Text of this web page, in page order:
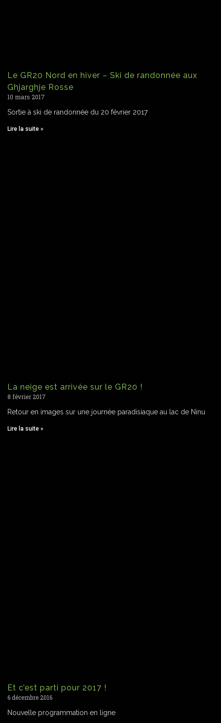
Le GR20 Nord en hiver – Ski de randonnée aux
Ghjarghje Rosse
10 mars 2017
Sortie à ski de randonnée du 20 février 2017
Lire la suite »
La neige est arrivée sur le GR20 !
8 février 2017
Retour en images sur une journée paradisiaque au lac de Ninu
Lire la suite »
Et c’est parti pour 2017 !
6 décembre 2016
Nouvelle programmation en ligne